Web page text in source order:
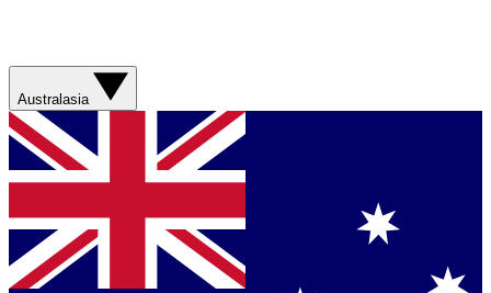
Australasia